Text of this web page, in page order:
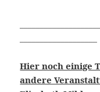
Hier noch einige
andere